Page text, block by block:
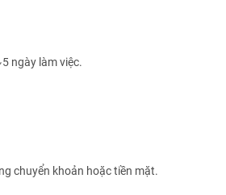
ngày làm việc.
chuyển khoản hoặc tiền mặt.